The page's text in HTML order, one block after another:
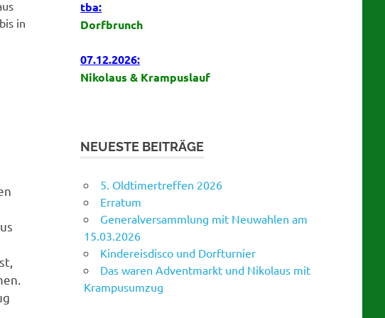
in
tba:
Dorfbrunch
07.12.2026:
Nikolaus & Krampuslauf
NEUESTE BEITRÄGE
5. Oldtimertreffen 2026
Erratum
Generalversammlung mit Neuwahlen am
15.03.2026
Kindereisdisco und Dorfturnier
Das waren Adventmarkt und Nikolaus mit
Krampusumzug